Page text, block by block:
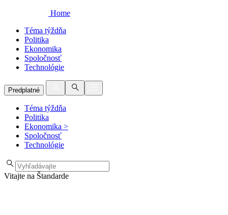
Home
Téma týždňa
Politika
Ekonomika
Spoločnosť
Technológie
Predplatné
Téma týždňa
Politika
Ekonomika >
Spoločnosť
Technológie
Vitajte na Štandarde